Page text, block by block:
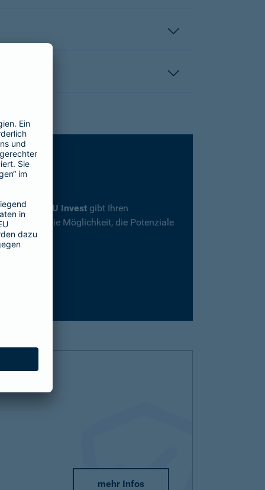
SBU Invest gibt Ihren
und die Möglichkeit, die Potenziale
mehr Infos